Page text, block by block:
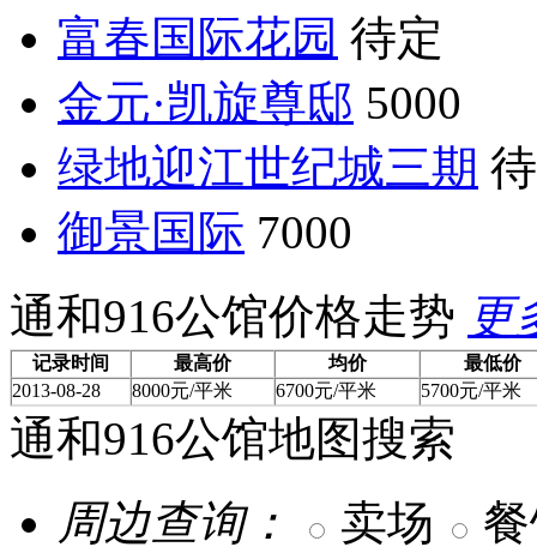
富春国际花园 待定
金元·凯旋尊邸 5000
绿地迎江世纪城三期
御景国际 7000
通和916公馆价格走势 更
记录时间 最高价 均价
最低价
2013-08-28
8000元/平米 6700元/平米 5700元/平米
通和916公馆地图搜索
周边查询：
卖场